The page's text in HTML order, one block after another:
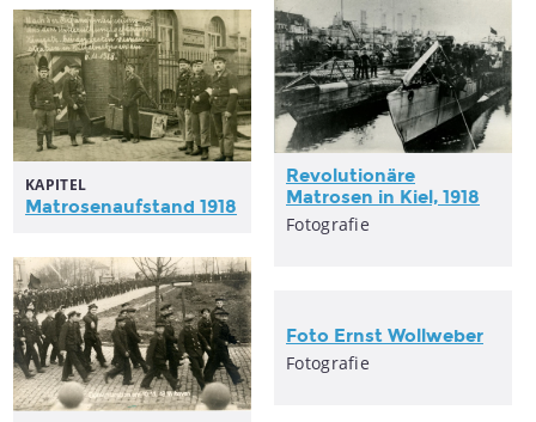
Revolutionäre
Matrosen in Kiel, 1918
Fotografie
KAPITEL
Matrosenaufstand 1918
Foto Ernst Wollweber
Fotografie